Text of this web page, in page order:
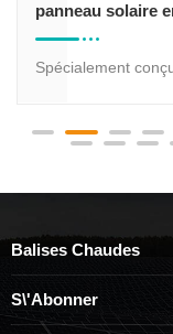
panneau solaire
aluminium anodisé
Spécialement
solaires, ces
une fixation solide au
système de
extrémités.
Balises Chaudes
S\'abonner